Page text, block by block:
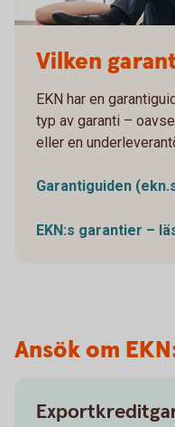
Vilken
EKN har en
typ av garanti –
eller en
Garantiguiden
EKN:s garantier –
Ansök om